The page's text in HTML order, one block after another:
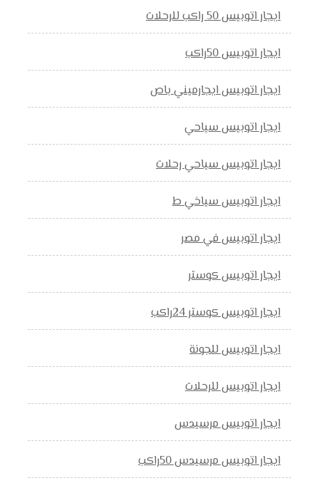
ايجار اتوبيس 50 راكب للرحلات
ايجار اتوبيس 50راكب
ايجار اتوبيس ايجارميني باص
ايجار اتوبيس سياحي
ايجار اتوبيس سياحي رحلات
ايجار اتوبيس سياخي ط
ايجار اتوبيس في مصر
ايجار اتوبيس كوستر
ايجار اتوبيس كوستر 24راكب
ايجار اتوبيس للجونة
ايجار اتوبيس للرحلات
ايجار اتوبيس مرسيدس
ايجار اتوبيس مرسيدس 50راكب